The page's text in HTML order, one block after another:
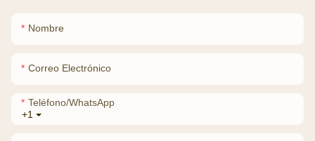
Nombre
Correo Electrónico
+1
Teléfono/WhatsApp